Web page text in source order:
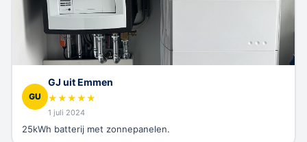
GU
GJ uit Emmen
★★★★★
1 juli 2024
25kWh batterij met zonnepanelen.